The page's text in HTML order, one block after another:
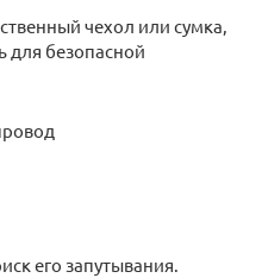
чехол или сумка,
для безопасной
его запутывания.